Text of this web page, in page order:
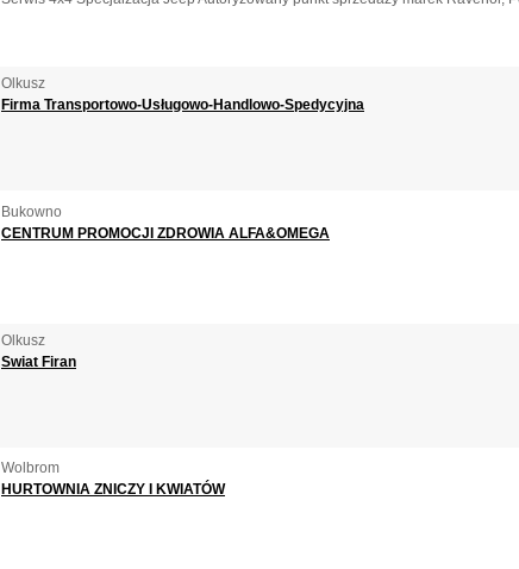
Olkusz
Firma Transportowo-Usługowo-Handlowo-Spedycyjna
Bukowno
CENTRUM PROMOCJI ZDROWIA ALFA&OMEGA
Olkusz
Swiat Firan
Wolbrom
HURTOWNIA ZNICZY I KWIATÓW